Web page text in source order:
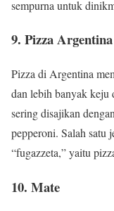
sempurna untuk
9. Pizza Argentina
Pizza di Argentina
dan lebih banyak keju
sering disajikan
pepperoni. Salah satu
“fugazzeta,” yaitu
10. Mate